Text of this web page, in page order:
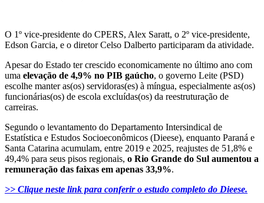
O 1º vice-presidente do CPERS, Alex Saratt, o 2º vice-presidente,
Edson Garcia, e o diretor Celso Dalberto participaram da atividade.
Apesar do Estado ter crescido economicamente no último ano com
uma elevação de 4,9% no PIB gaúcho, o governo Leite (PSD)
escolhe manter as(os) servidoras(es) à míngua, especialmente as(os)
funcionárias(os) de escola excluídas(os) da reestruturação de
carreiras.
Segundo o levantamento do Departamento Intersindical de
Estatística e Estudos Socioeconômicos (Dieese), enquanto Paraná e
Santa Catarina acumulam, entre 2019 e 2025, reajustes de 51,8% e
49,4% para seus pisos regionais, o Rio Grande do Sul aumentou a
remuneração das faixas em apenas 33,9%.
>> Clique neste link para conferir o estudo completo do Dieese.